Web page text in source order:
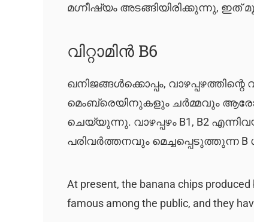
മഗ്നീഷ്യം അടങ്ങിയിരിക്കുന്നു, ഇത്
വിറ്റാമിൻ B6
ഖനിജങ്ങൾക്കൊപ്പം,
മെംബ്രെയിനുകളും ചർമ്മവും
ചെയ്യുന്നു. വാഴപ്പഴം B1, B2
പരിവർത്തനവും മെച്ചപ്പെടുത്തുന്ന B
At present, the banana chips produced
famous among the public, and they